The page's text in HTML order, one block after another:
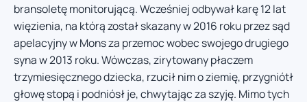
bransoletę monitorującą. Wcześniej odbywał karę 12 lat
więzienia, na którą został skazany w 2016 roku przez sąd
apelacyjny w Mons za przemoc wobec swojego drugiego
syna w 2013 roku. Wówczas, zirytowany płaczem
trzymiesięcznego dziecka, rzucił nim o ziemię, przygniótł
głowę stopą i podniósł je, chwytając za szyję. Mimo tych